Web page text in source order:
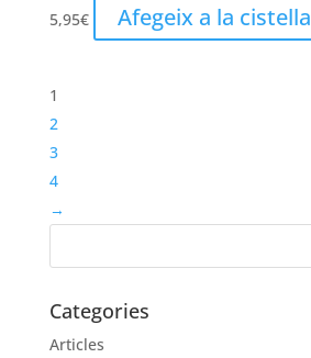
5,95€ Afegeix a la cistella
1
2
3
4
→
Categories
Articles